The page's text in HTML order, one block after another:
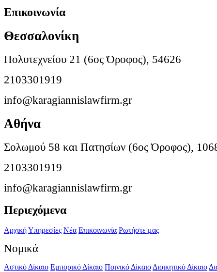
Επικοινωνία
Θεσσαλονίκη
Πολυτεχνείου 21 (6ος Όροφος), 54626
2103301919
info@karagiannislawfirm.gr
Αθήνα
Σολωμού 58 και Πατησίων (6ος Όροφος),
2103301919
info@karagiannislawfirm.gr
Περιεχόμενα
ΑρχικήΥπηρεσίες Νέα Επικοινωνία Ρωτήστε μας
Νομικά
Αστικό Δίκαιο Εμπορικό Δίκαιο Ποινικό Δίκαιο Διοικητικό Δίκαιο